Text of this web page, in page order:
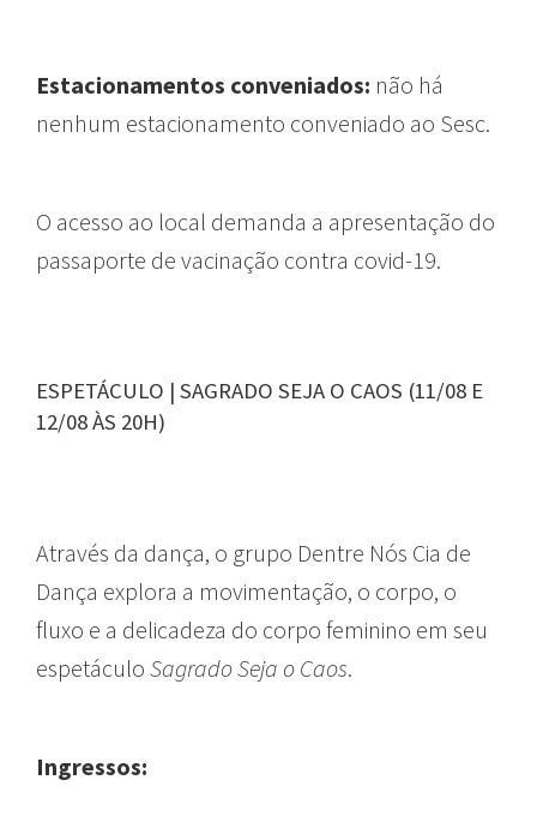
Estacionamentos conveniados: não há
nenhum estacionamento conveniado ao Sesc.
O acesso ao local demanda a apresentação do
passaporte de vacinação contra covid-19.
ESPETÁCULO | SAGRADO SEJA O CAOS (11/08 E
12/08 ÀS 20H)
Através da dança, o grupo Dentre Nós Cia de
Dança explora a movimentação, o corpo, o
fluxo e a delicadeza do corpo feminino em seu
espetáculo Sagrado Seja o Caos.
Ingressos: